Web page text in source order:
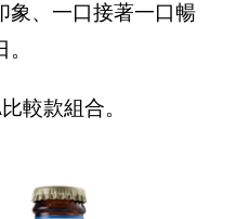
象、一口接著一口暢
較款組合。